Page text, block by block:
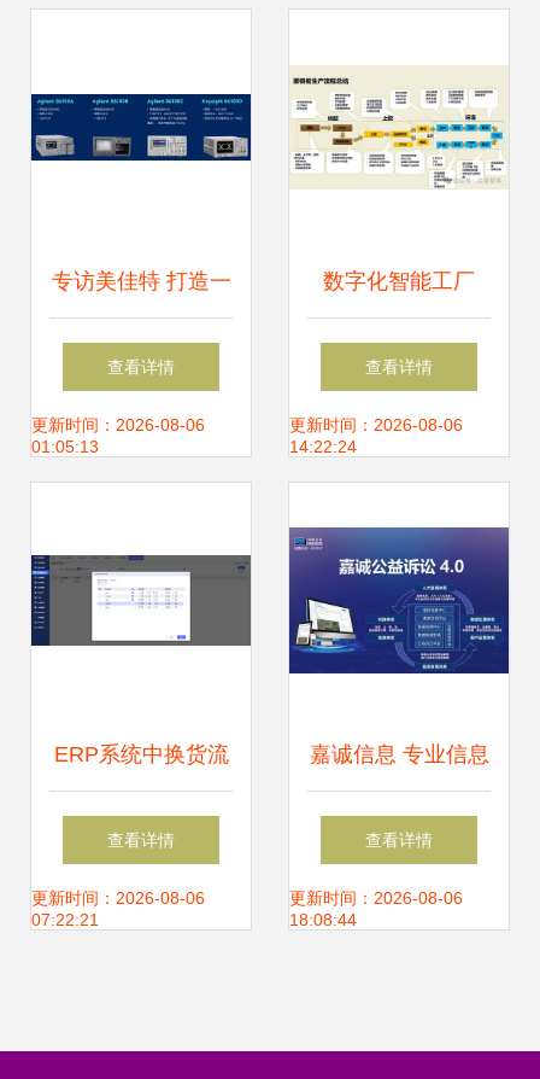
信息系统集成服务
专访美佳特 打造一
站式光通信测试解
决方案，做让客户
家
查看详情
更新时间：2026-08-06
01:05:13
数字化智能工厂
MES项目实施建设
方案 PLM、NX、
及WMS供应链管理
集成
查看详情
更新时间：2026-08-06
14:22:24
ERP系统中换货流
程的信息系统集成
服务解析
查看详情
更新时间：2026-08-06
07:22:21
嘉诚信息 专业信息
系统集成服务，驱
动企业数字化转型
查看详情
更新时间：2026-08-06
18:08:44